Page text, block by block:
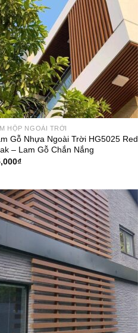
HỘP NGOÀI TRỜI
Gỗ Nhựa Ngoài Trời HG5025 Red
– Lam Gỗ Chắn Nắng
₫